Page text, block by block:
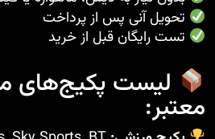
تحویل آنی پس از پرداخت
تست رایگان قبل از خرید
لیست پکیج‌های
معتبر: